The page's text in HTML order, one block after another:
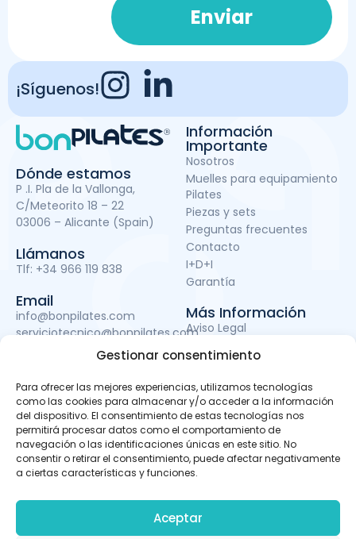
Gestionar consentimiento
Para ofrecer las mejores experiencias, utilizamos tecnologías
como las cookies para almacenar y/o acceder a la información
del dispositivo. El consentimiento de estas tecnologías nos
permitirá procesar datos como el comportamiento de
navegación o las identificaciones únicas en este sitio. No
consentir o retirar el consentimiento, puede afectar negativamente
a ciertas características y funciones.
Aceptar
Dónde estamos
P .I. Pla de la Vallonga,
C/Meteorito 18 – 22
03006 – Alicante (Spain)
Llámanos
Tlf: +34 966 119 838
Email
info@bonpilates.com
serviciotecnico@bonpilates.com
Información
Importante
Nosotros
Muelles para equipamiento
Pilates
Piezas y sets
Preguntas frecuentes
Contacto
I+D+I
Garantía
Más Información
Aviso Legal
Política de Privacidad
Política de cookies
Subvenciones
Enviar
¡Síguenos!
BONPILATES S.L. ha sido beneficiaria del Fondo Europeo de
Desarrollo Regional cuyo objetivo es mejorar el uso y la
calidad de las tecnologías de la información y de las
apps móviles, otro de Desarrollo de material promocional